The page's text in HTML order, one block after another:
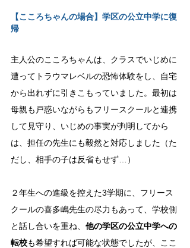
【こころちゃんの場合】学区の公立中学に復
帰
主人公のこころちゃんは、クラスでいじめに
遭ってトラウマレベルの恐怖体験をし、自宅
から出れずに引きこもっていました。最初は
母親も戸惑いながらもフリースクールと連携
して見守り
、いじめの事実が判明してから
は、担任の先生にも毅然と対応しました（た
だし、相手の子は反省もせず…）
２年生への進級を控えた3学期に、フリース
クールの喜多嶋先生の尽力もあって、学校側
と話し合いを重ね、 他の学区の公立中学への
転校も希望すれば可能な状態でしたが、ここ